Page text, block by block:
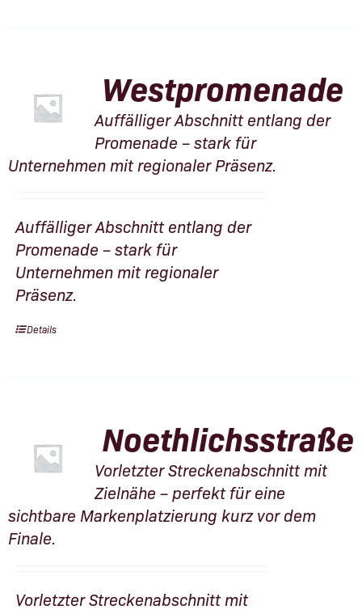
Westpromenade
Auffälliger Abschnitt entlang der
Promenade – stark für
Unternehmen mit regionaler Präsenz.
Auffälliger Abschnitt entlang der
Promenade – stark für
Unternehmen mit regionaler
Präsenz.
Details
Noethlichsstraße
Vorletzter Streckenabschnitt mit
Zielnähe – perfekt für eine
sichtbare Markenplatzierung kurz vor dem
Finale.
Vorletzter Streckenabschnitt mit